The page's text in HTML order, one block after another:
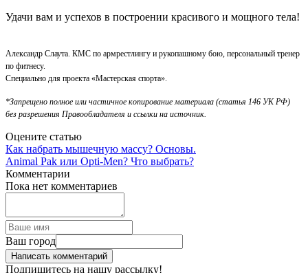
Удачи вам и успехов в построении красивого и мощного тела!
Александр Слаута. КМС по армрестлингу и рукопашному бою, персональный тренер
по фитнесу.
Специально для проекта «Мастерская спорта».
*Запрещено полное или частичное копирование материала (статья 146 УК РФ)
без разрешения Правообладателя и ссылки на источник.
Оцените статью
Как набрать мышечную массу? Основы.
Animal Pak или Opti-Men? Что выбрать?
Комментарии
Пока нет комментариев
Ваш город
Написать комментарий
Подпишитесь на нашу рассылку!